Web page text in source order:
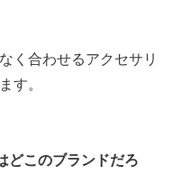
く合わせるアクセサリ
す。
どこのブランドだろ